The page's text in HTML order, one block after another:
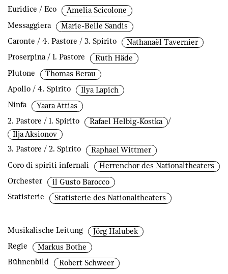
Euridice / Eco
Amelia Scicolone
Messaggiera
Marie-Belle Sandis
Caronte / 4. Pastore / 3. Spirito
Nathanaël Tavernier
Proserpina / 1. Pastore
Ruth Häde
Plutone
Thomas Berau
Apollo / 4. Spirito
Ilya Lapich
Ninfa
Yaara Attias
2. Pastore / 1. Spirito
Rafael Helbig-Kostka
/
Ilja Aksionov
3. Pastore / 2. Spirito
Raphael Wittmer
Coro di spiriti infernali
Herrenchor des Nationaltheaters
Orchester
il Gusto Barocco
Statisterie
Statisterie des Nationaltheaters
Musikalische Leitung
Jörg Halubek
Regie
Markus Bothe
Bühnenbild
Robert Schweer